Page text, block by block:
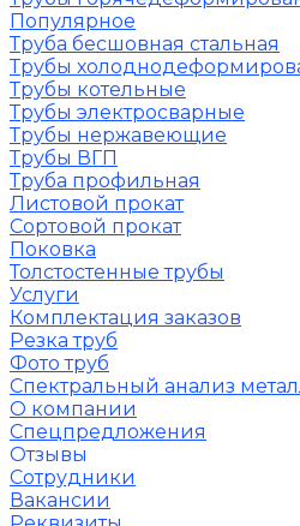
Популярное
Труба бесшовная стальная
Трубы
Трубы котельные
Трубы электросварные
Трубы нержавеющие
Трубы ВГП
Труба профильная
Листовой прокат
Сортовой прокат
Поковка
Толстостенные трубы
Услуги
Комплектация заказов
Резка труб
Фото труб
Спектральный анализ
О компании
Спецпредложения
Отзывы
Сотрудники
Вакансии